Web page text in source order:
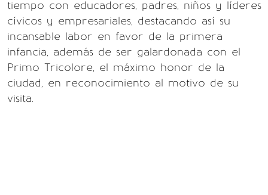
tiempo con educadores, padres, niños y líderes
cívicos y empresariales, destacando así su
incansable labor en favor de la primera
infancia, además de ser galardonada con el
Primo Tricolore, el máximo honor de la
ciudad, en reconocimiento al motivo de su
visita.